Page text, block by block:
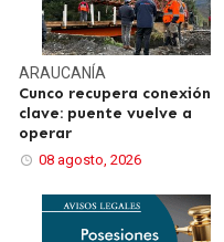
ARAUCANÍA
Cunco recupera conexión
clave: puente vuelve a
operar
08 agosto, 2026